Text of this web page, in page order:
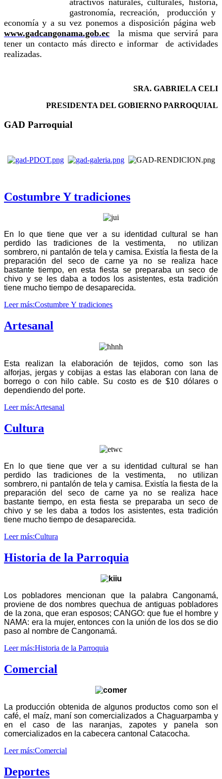
atractivos naturales, culturales, historia,
gastronomía, recreación, producción y
economía y a su vez ponemos a disposición página web
www.gadcangonama.gob.ec
la misma que servirá para
tener un contacto más directo e informar de actividades
realizadas.
SRA. GABRIELA CELI
PRESIDENTA DEL GOBIERNO PARROQUIAL
GAD Parroquial
Costumbre Y tradiciones
En lo que tiene que ver a su identidad cultural se han
perdido las tradiciones de la vestimenta, no utilizan
sombrero, ni pantalón de tela y camisa. Existía la fiesta de la
preparación del seco de carne ya no se realiza hace
bastante tiempo, en esta fiesta se preparaba un seco de
chivo y se les daba a todos los asistentes, esta tradición
tiene mucho tiempo de desaparecida.
Leer más:Costumbre Y tradiciones
Artesanal
Esta realizan la elaboración de tejidos, como son las
alforjas, jergas y cobijas a estas las elaboran con lana de
borrego o con hilo cable. Su costo es de $10 dólares o
dependiendo del porte.
Leer más:Artesanal
Cultura
En lo que tiene que ver a su identidad cultural se han
perdido las tradiciones de la vestimenta, no utilizan
sombrero, ni pantalón de tela y camisa. Existía la fiesta de la
preparación del seco de carne ya no se realiza hace
bastante tiempo, en esta fiesta se preparaba un seco de
chivo y se les daba a todos los asistentes, esta tradición
tiene mucho tiempo de desaparecida.
Leer más:Cultura
Historia de la Parroquia
Los pobladores mencionan que la palabra Cangonamá,
proviene de dos nombres quechua de antiguas pobladores
de la zona, que eran esposos; CANGO: que fue el hombre y
NAMA: era la mujer, entonces con la unión de los dos se dio
paso al nombre de Cangonamá.
Leer más:Historia de la Parroquia
Comercial
La producción obtenida de algunos productos como son el
café, el maíz, maní son comercializados a Chaguarpamba y
en el caso de las naranjas, zapotes y panela son
comercializados en la cabecera cantonal Catacocha.
Leer más:Comercial
Deportes